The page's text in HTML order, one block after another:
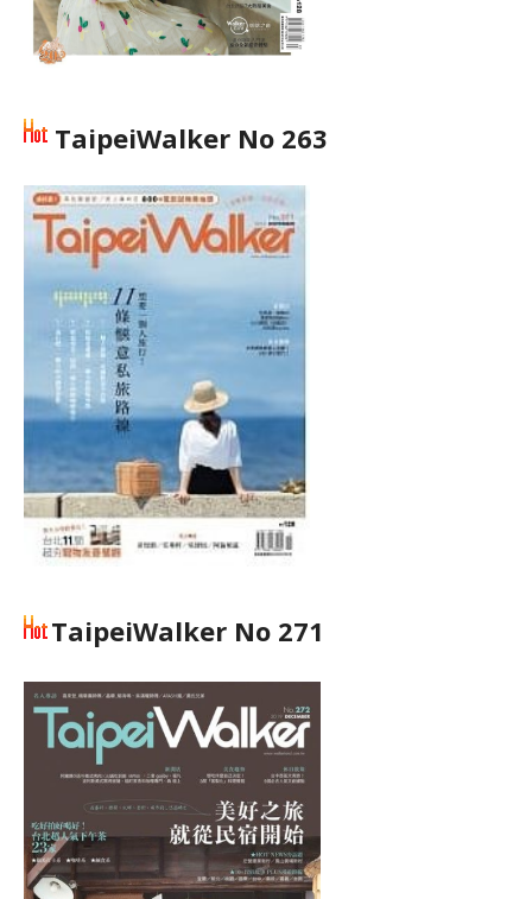
TaipeiWalker No 263
TaipeiWalker No 271